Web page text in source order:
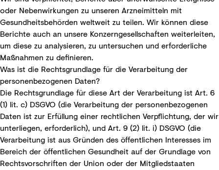
oder Nebenwirkungen zu unseren Arzneimitteln mit
Gesundheitsbehörden weltweit zu teilen. Wir können diese
Berichte auch an unsere Konzerngesellschaften weiterleiten,
um diese zu analysieren, zu untersuchen und erforderliche
Maßnahmen zu definieren.
Was ist die Rechtsgrundlage für die Verarbeitung der
personenbezogenen Daten?
Die Rechtsgrundlage für diese Art der Verarbeitung ist Art. 6
(1) lit. c) DSGVO (die Verarbeitung der personenbezogenen
Daten ist zur Erfüllung einer rechtlichen Verpflichtung, der wir
unterliegen, erforderlich), und Art. 9 (2) lit. i) DSGVO (die
Verarbeitung ist aus Gründen des öffentlichen Interesses im
Bereich der öffentlichen Gesundheit auf der Grundlage von
Rechtsvorschriften der Union oder der Mitgliedstaaten